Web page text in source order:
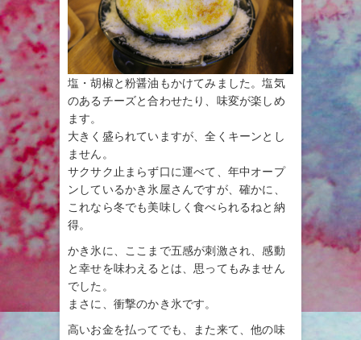
塩・胡椒と粉醤油もかけてみました。塩気
のあるチーズと合わせたり、味変が楽しめ
ます。
大きく盛られていますが、全くキーンとし
ません。
サクサク止まらず口に運べて、年中オープ
ンしているかき氷屋さんですが、確かに、
これなら冬でも美味しく食べられるねと納
得。
かき氷に、ここまで五感が刺激され、感動
と幸せを味わえるとは、思ってもみません
でした。
まさに、衝撃のかき氷です。
高いお金を払ってでも、また来て、他の味